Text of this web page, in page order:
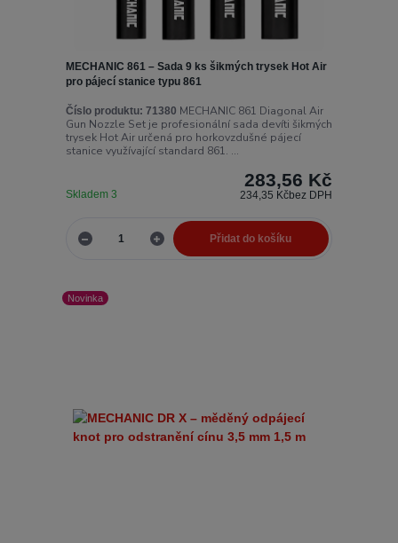
MECHANIC 861 – Sada 9 ks šikmých trysek Hot Air
pro pájecí stanice typu 861
Číslo produktu: 71380 MECHANIC 861 Diagonal Air
Gun Nozzle Set je profesionální sada devíti šikmých
trysek Hot Air určená pro horkovzdušné pájecí
stanice využívající standard 861. ...
283,56 Kč
234,35 Kčbez DPH
Skladem 3
Přidat do košíku
Novinka